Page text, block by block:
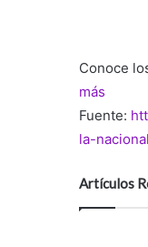
Conoce
más
Fuente:
la-
Artículos